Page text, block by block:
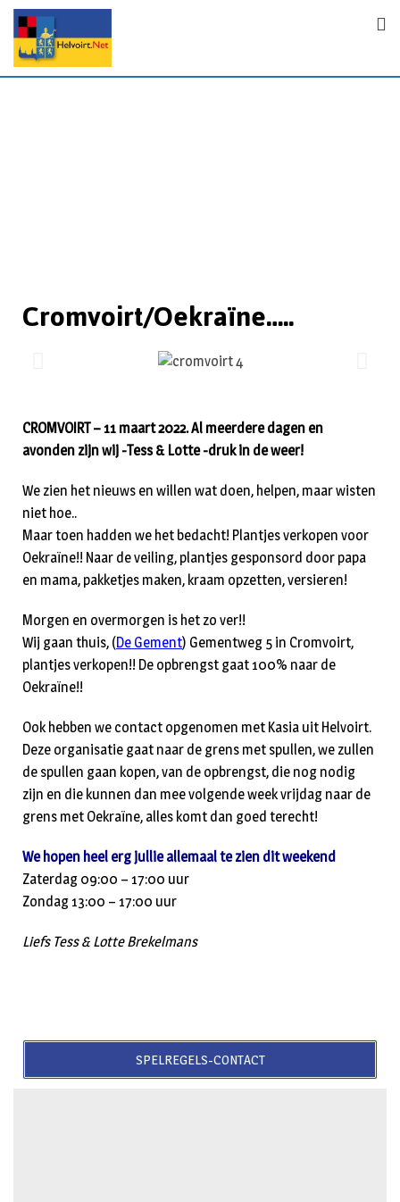
Cromvoirt/Oekraïne…..
CROMVOIRT – 11 maart 2022. Al meerdere dagen en
avonden zijn wij -Tess & Lotte -druk in de weer!
We zien het nieuws en willen wat doen, helpen, maar wisten
niet hoe..
Maar toen hadden we het bedacht! Plantjes verkopen voor
Oekraïne!! Naar de veiling, plantjes gesponsord door papa
en mama, pakketjes maken, kraam opzetten, versieren!
Morgen en overmorgen is het zo ver!!
Wij gaan thuis, (De Gement) Gementweg 5 in Cromvoirt,
plantjes verkopen!! De opbrengst gaat 100% naar de
Oekraïne!!
Ook hebben we contact opgenomen met Kasia uit Helvoirt.
Deze organisatie gaat naar de grens met spullen, we zullen
de spullen gaan kopen, van de opbrengst, die nog nodig
zijn en die kunnen dan mee volgende week vrijdag naar de
grens met Oekraïne, alles komt dan goed terecht!
We hopen heel erg jullie allemaal te zien dit weekend
Zaterdag 09:00 – 17:00 uur
Zondag 13:00 – 17:00 uur
Liefs Tess & Lotte Brekelmans
SPELREGELS-CONTACT